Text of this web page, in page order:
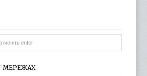
МЕРЕЖАХ